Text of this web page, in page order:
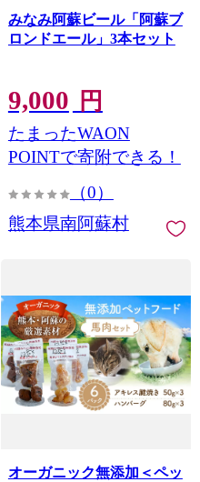
みなみ阿蘇ビール「阿蘇ブ
ロンドエール」3本セット
9,000 円
たまったWAON
POINTで寄附できる！
（0）
熊本県南阿蘇村
オーガニック無添加＜ペッ